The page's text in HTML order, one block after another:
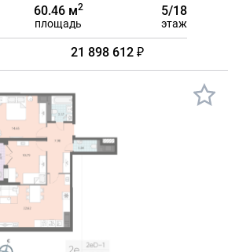
60.46 м2
площадь
5/18
этаж
21 898 612 ₽